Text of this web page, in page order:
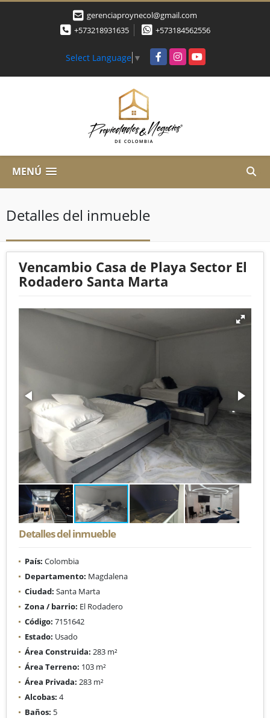
gerenciaproynecol@gmail.com
+573218931635
+573184562556
Select Language ▼ FacebookInstagramYouTube
MENÚ
Detalles del inmueble
Vencambio Casa de Playa Sector El
Rodadero Santa Marta
Detalles del inmueble
País: Colombia
Departamento: Magdalena
Ciudad: Santa Marta
Zona / barrio: El Rodadero
Código: 7151642
Estado: Usado
Área Construida: 283 m²
Área Terreno: 103 m²
Área Privada: 283 m²
Alcobas: 4
Baños: 5